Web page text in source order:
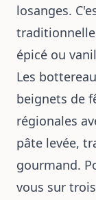
losanges.
épicé ou
Les
beignets de
régionales
pâte levée,
gourmand.
vous sur